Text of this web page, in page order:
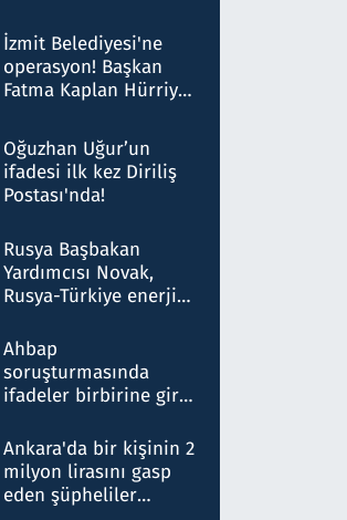
Milyar liralık para
trafiği tespit edildi
İzmit Belediyesi'ne
operasyon! Başkan
Fatma Kaplan Hürriyet
Oğuzhan Uğur’un
ifadesi ilk kez Diriliş
Postası'nda!
Rusya Başbakan
Yardımcısı Novak,
Rusya-Türkiye enerji
nitelikte olduğunu
belirtti
Ahbap
soruşturmasında
ifadeler birbirine girdi:
ifadelerinden ortaya
çıkan tablo şok etti
Ankara'da bir kişinin 2
milyon lirasını gasp
eden şüpheliler